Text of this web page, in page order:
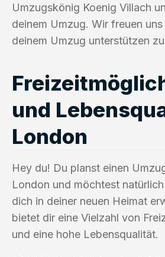
Umzugskönig Koenig Villach
deinem Umzug. Wir freuen
deinem Umzug unterstützen
und
London
Hey du! Du planst einen
London und möchtest
dich in deiner neuen Heimat
bietet dir eine Vielzahl von
und eine hohe Lebensqualität.